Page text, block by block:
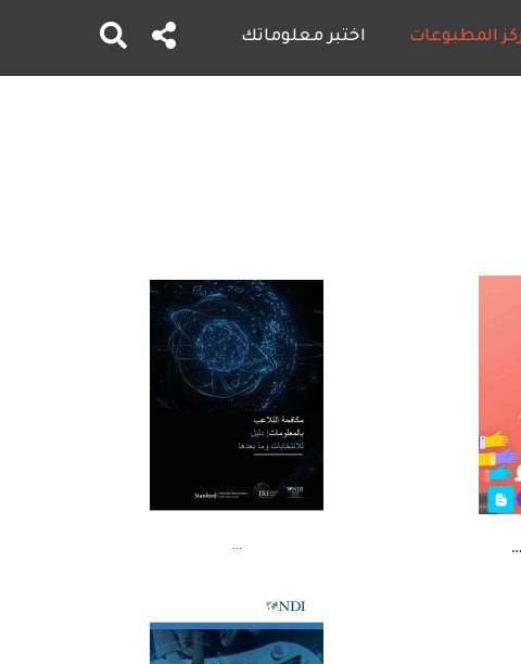
المطبوعات اختبر معلوماتك
…